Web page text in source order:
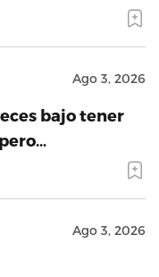
Ago 3, 2026
bajo tener
Ago 3, 2026